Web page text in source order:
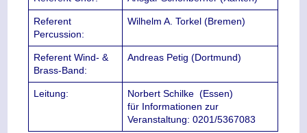
Referent
Percussion:
Wilhelm A. Torkel (Bremen)
Referent Wind- &
Brass-Band:
Andreas Petig (Dortmund)
Leitung: Norbert Schilke (Essen)
für Informationen zur
Veranstaltung: 0201/5367083